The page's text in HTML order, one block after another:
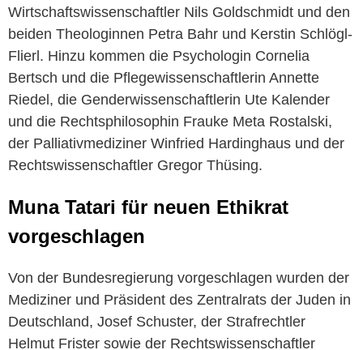
Wirtschaftswissenschaftler Nils Goldschmidt und den
beiden Theologinnen Petra Bahr und Kerstin Schlögl-
Flierl. Hinzu kommen die Psychologin Cornelia
Bertsch und die Pflegewissenschaftlerin Annette
Riedel, die Genderwissenschaftlerin Ute Kalender
und die Rechtsphilosophin Frauke Meta Rostalski,
der Palliativmediziner Winfried Hardinghaus und der
Rechtswissenschaftler Gregor Thüsing.
Muna Tatari für neuen Ethikrat
vorgeschlagen
Von der Bundesregierung vorgeschlagen wurden der
Mediziner und Präsident des Zentralrats der Juden in
Deutschland, Josef Schuster, der Strafrechtler
Helmut Frister sowie der Rechtswissenschaftler